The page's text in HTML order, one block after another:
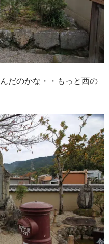
だのかな・・もっと西の